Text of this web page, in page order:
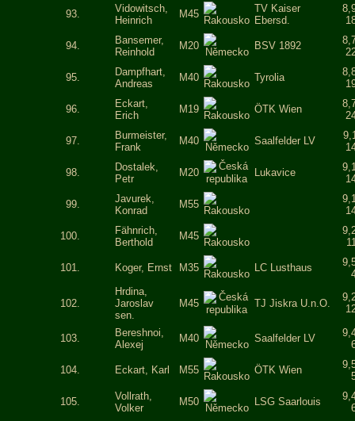
93.
Vidowitsch,
Heinrich
M45
TV Kaiser
Ebersd.
94.
Bansemer,
Reinhold
M20 BSV 1892
95.
Dampfhart,
Andreas
M40 Tyrolia
96.
Eckart,
Erich
M19 ÖTK Wien
97.
Burmeister,
Frank
M40 Saalfelder LV
98.
Dostalek,
Petr
M20 Lukavice
99.
Javurek,
Konrad
M55
100.
Fähnrich,
Berthold
M45
101. Koger, Ernst M35 LC Lusthaus
102.
Hrdina,
Jaroslav
sen.
M45 TJ Jiskra U.n.O.
103.
Bereshnoi,
Alexej
M40 Saalfelder LV
104. Eckart, Karl M55 ÖTK Wien
105.
Vollrath,
Volker
M50 LSG Saarlouis